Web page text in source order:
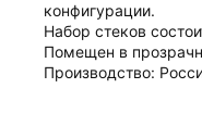
конфигурации.
Набор стеков
Помещен в
Производство: